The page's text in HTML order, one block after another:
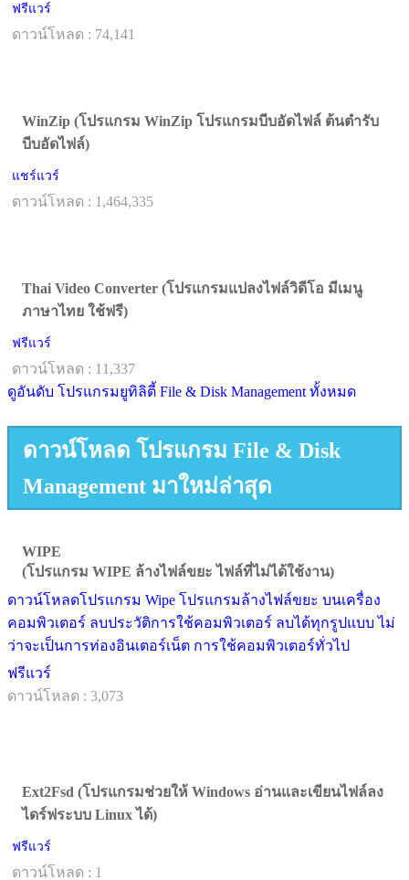
ฟรีแวร์
ดาวน์โหลด : 74,141
WinZip (โปรแกรม WinZip โปรแกรมบีบอัดไฟล์ ต้นตำรับ
บีบอัดไฟล์)
แชร์แวร์
ดาวน์โหลด : 1,464,335
Thai Video Converter (โปรแกรมแปลงไฟล์วิดีโอ มีเมนู
ภาษาไทย ใช้ฟรี)
ฟรีแวร์
ดาวน์โหลด : 11,337
ดูอันดับ โปรแกรมยูทิลิตี้ File & Disk Management ทั้งหมด
ดาวน์โหลด โปรแกรม File & Disk
Management มาใหม่ล่าสุด
WIPE
(โปรแกรม WIPE ล้างไฟล์ขยะ ไฟล์ที่ไม่ได้ใช้งาน)
ดาวน์โหลดโปรแกรม Wipe โปรแกรมล้างไฟล์ขยะ บนเครื่อง
คอมพิวเตอร์ ลบประวัติการใช้คอมพิวเตอร์ ลบได้ทุกรูปแบบ ไม่
ว่าจะเป็นการท่องอินเตอร์เน็ต การใช้คอมพิวเตอร์ทั่วไป
ฟรีแวร์
ดาวน์โหลด : 3,073
Ext2Fsd (โปรแกรมช่วยให้ Windows อ่านและเขียนไฟล์ลง
ไดร์ฟระบบ Linux ได้)
ฟรีแวร์
ดาวน์โหลด : 1